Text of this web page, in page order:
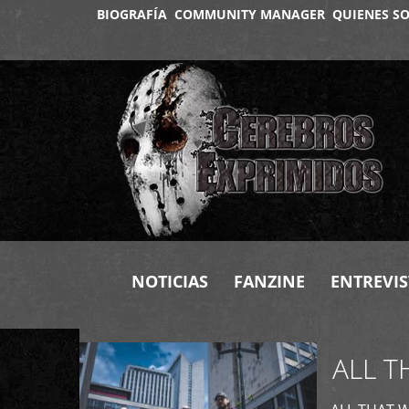
BIOGRAFÍA COMMUNITY MANAGER QUIENES
NOTICIAS FANZINE
+
ALL